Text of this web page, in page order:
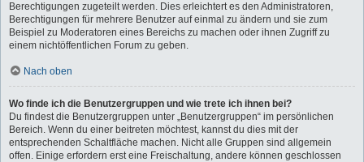
Berechtigungen zugeteilt werden. Dies erleichtert es den Administratoren,
Berechtigungen für mehrere Benutzer auf einmal zu ändern und sie zum
Beispiel zu Moderatoren eines Bereichs zu machen oder ihnen Zugriff zu
einem nichtöffentlichen Forum zu geben.
Nach oben
Wo finde ich die Benutzergruppen und wie trete ich ihnen bei?
Du findest die Benutzergruppen unter „Benutzergruppen“ im persönlichen
Bereich. Wenn du einer beitreten möchtest, kannst du dies mit der
entsprechenden Schaltfläche machen. Nicht alle Gruppen sind allgemein
offen. Einige erfordern erst eine Freischaltung, andere können geschlossen